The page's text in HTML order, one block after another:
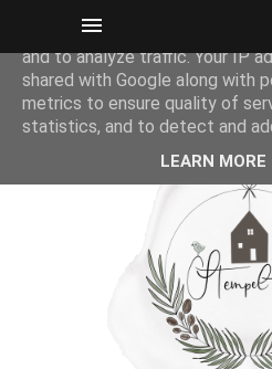
This site uses cookies from
and to analyze traffic. Your IP
shared with Google along with
metrics to ensure quality of
statistics, and to detect and
LEARN MORE